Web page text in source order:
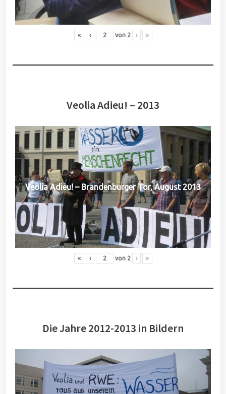
« ‹ von 2 › »
Veolia Adieu! – 2013
Veolia Adieu! – Brandenburger Tor, August 2013
« ‹ von 2 › »
Die Jahre 2012-2013 in Bildern